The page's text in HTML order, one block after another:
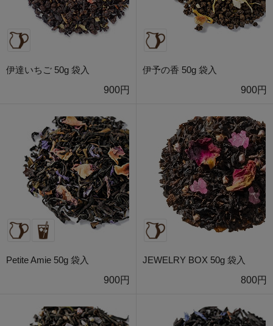
伊達いちご 50g 袋入
900円
伊予の香 50g 袋入
900円
Petite Amie 50g 袋入
900円
JEWELRY BOX 50g 袋入
800円